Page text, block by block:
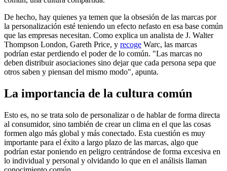
De hecho, hay quienes ya temen que la obsesión de las marcas por
la personalización esté teniendo un efecto nefasto en esa base común
que las empresas necesitan. Como explica un analista de J. Walter
Thompson London, Gareth Price, y recoge Warc, las marcas
podrían estar perdiendo el poder de lo común. "Las marcas no
deben distribuir asociaciones sino dejar que cada persona sepa que
otros saben y piensan del mismo modo", apunta.
La importancia de la cultura común
Esto es, no se trata solo de personalizar o de hablar de forma directa
al consumidor, sino también de crear un clima en el que las cosas
formen algo más global y más conectado. Esta cuestión es muy
importante para el éxito a largo plazo de las marcas, algo que
podrían estar poniendo en peligro centrándose de forma excesiva en
lo individual y personal y olvidando lo que en el análisis llaman